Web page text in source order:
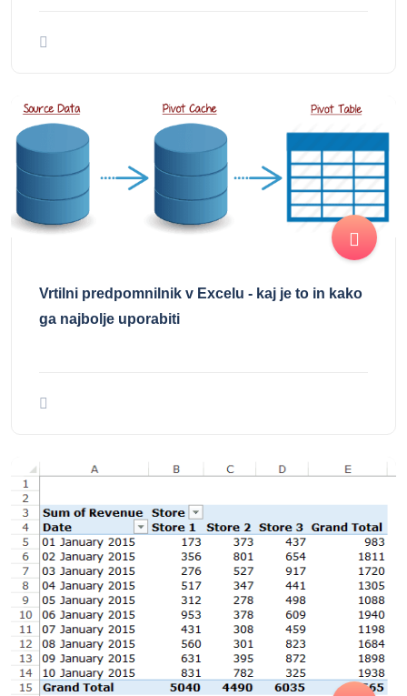
Vrtilni predpomnilnik v Excelu - kaj je to in kako
ga najbolje uporabiti